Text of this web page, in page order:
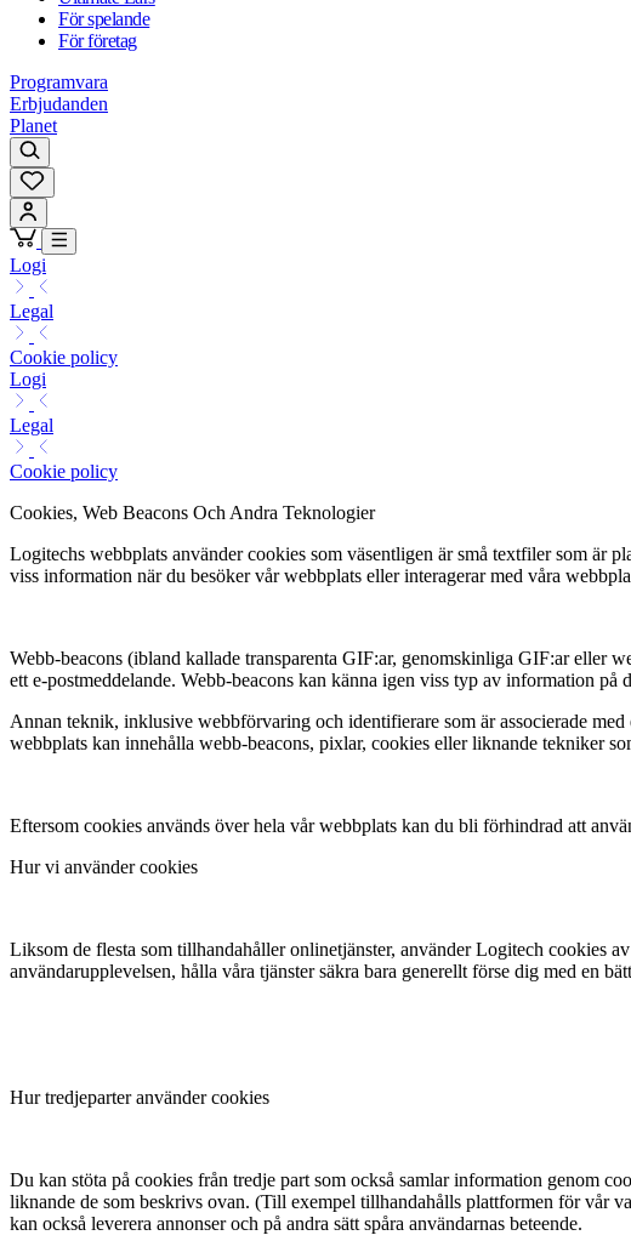
För spelande
För företag
Programvara
Erbjudanden
Planet
Logi
Legal
Cookie policy
Logi
Legal
Cookie policy
Cookies, Web Beacons Och Andra Teknologier
Logitechs webbplats använder cookies som väsentligen är små textfiler som är
viss information när du besöker vår webbplats eller interagerar med våra
Webb-beacons (ibland kallade transparenta GIF:ar, genomskinliga GIF:ar eller
ett e-postmeddelande. Webb-beacons kan känna igen viss typ av information
Annan teknik, inklusive webbförvaring och identifierare som är associerade
webbplats kan innehålla webb-beacons, pixlar, cookies eller liknande tekniker
Eftersom cookies används över hela vår webbplats kan du bli förhindrad att
Hur vi använder cookies
Liksom de flesta som tillhandahåller onlinetjänster, använder Logitech cookies
användarupplevelsen, hålla våra tjänster säkra bara generellt förse dig med en
Hur tredjeparter använder cookies
Du kan stöta på cookies från tredje part som också samlar information genom
liknande de som beskrivs ovan. (Till exempel tillhandahålls plattformen för vår
kan också leverera annonser och på andra sätt spåra användarnas beteende.